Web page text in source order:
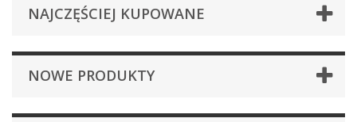
NAJCZĘŚCIEJ KUPOWANE
NOWE PRODUKTY